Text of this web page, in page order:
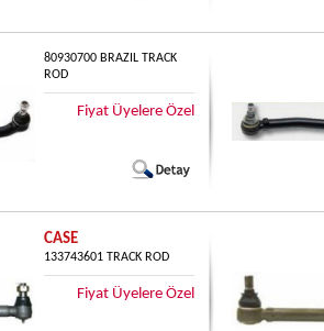
80930700 BRAZIL TRACK
ROD
Fiyat Üyelere Özel
CASE
133743601 TRACK ROD
Fiyat Üyelere Özel